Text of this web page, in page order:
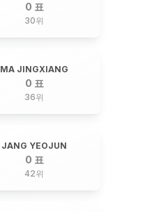
0 표
30위
MA JINGXIANG
0 표
36위
JANG YEOJUN
0 표
42위